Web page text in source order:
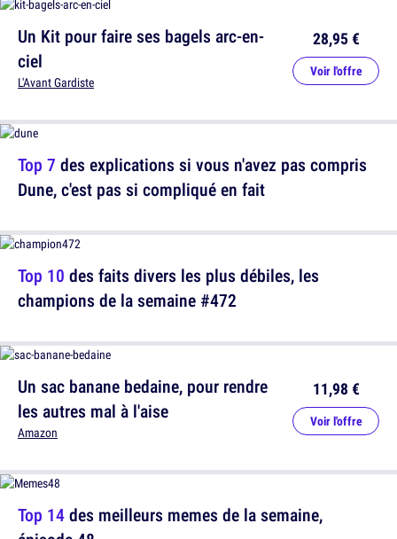
Top 7 des explications si vous n'avez pas compris
Dune, c'est pas si compliqué en fait
Un sac banane bedaine, pour rendre
les autres mal à l'aise
Amazon
11,98 €
Voir l'offre
Un Kit pour faire ses bagels arc-en-
ciel
L'Avant Gardiste
28,95 €
Voir l'offre
Top 10 des faits divers les plus débiles, les
champions de la semaine #472
Top 14des meilleurs memes de la semaine,